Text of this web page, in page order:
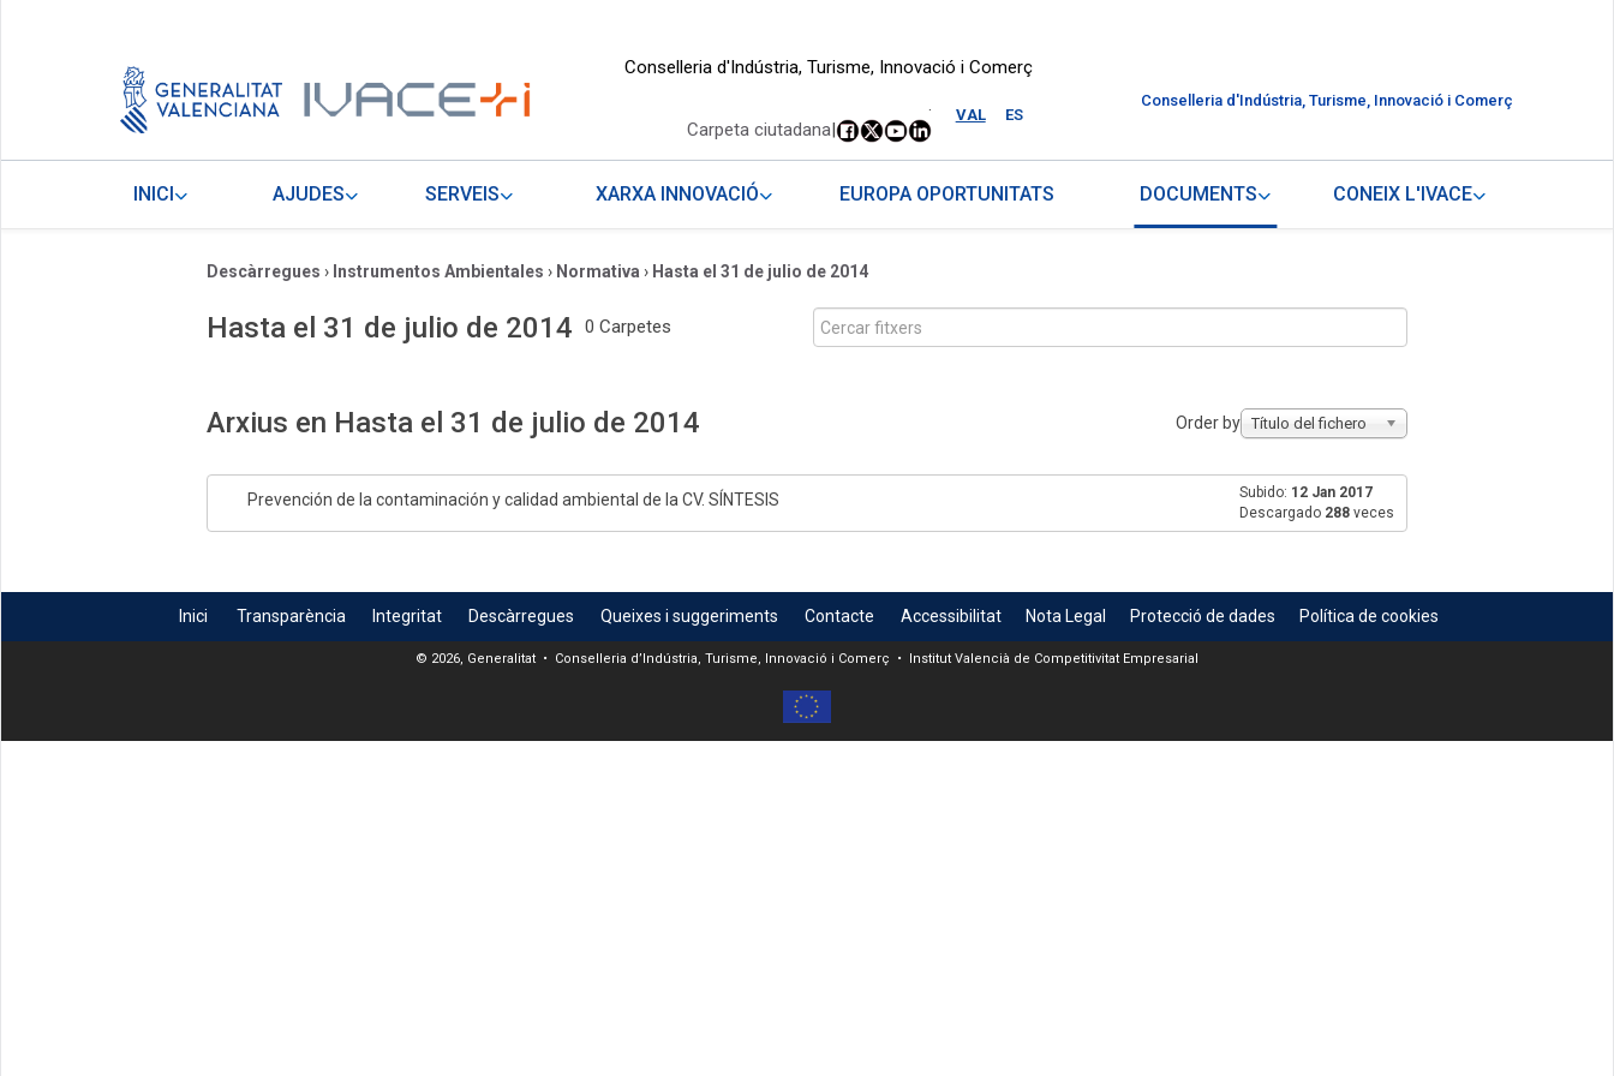
Conselleria d'Indústria, Turisme, Innovació i Comerç
VAL ES
.
Carpeta ciutadana|
Conselleria d'Indústria, Turisme, Innovació i Comerç
INICI AJUDES SERVEIS XARXA INNOVACIÓ EUROPA OPORTUNITATS DOCUMENTS CONEIX L'IVACE
Descàrregues › Instrumentos Ambientales › Normativa › Hasta el 31 de julio de 2014
Hasta el 31 de julio de 2014 0 Carpetes
Arxius en Hasta el 31 de julio de 2014 Order by Título del fichero
Prevención de la contaminación y calidad ambiental de la CV. SÍNTESIS Subido: 12 Jan 2017
Descargado 288 veces
Inici Transparència Integritat Descàrregues Queixes i suggeriments Contacte Accessibilitat Nota Legal Protecció de dades Política de cookies
© 2026, Generalitat • Conselleria d’Indústria, Turisme, Innovació i Comerç • Institut Valencià de Competitivitat Empresarial